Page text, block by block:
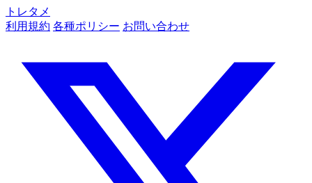
トレタメ
利用規約 各種ポリシー お問い合わせ